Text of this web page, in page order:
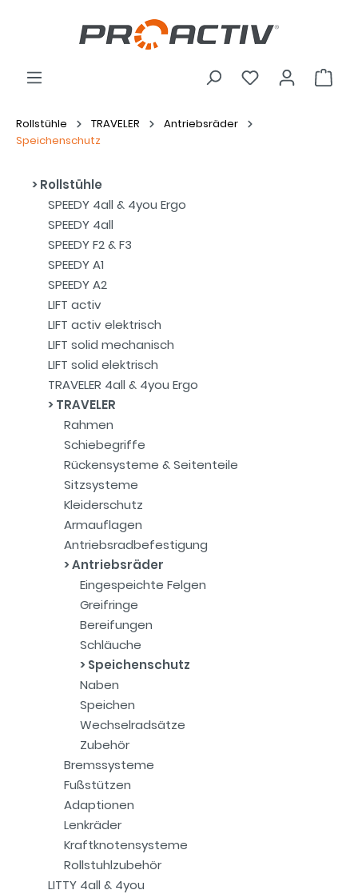
Rollstühle TRAVELER
Antriebsräder
Speichenschutz
Rollstühle
SPEEDY 4all & 4you Ergo
SPEEDY 4all
SPEEDY F2 & F3
SPEEDY A1
SPEEDY A2
LIFT activ
LIFT activ elektrisch
LIFT solid mechanisch
LIFT solid elektrisch
TRAVELER 4all & 4you Ergo
TRAVELER
Rahmen
Schiebegriffe
Rückensysteme & Seitenteile
Sitzsysteme
Kleiderschutz
Armauflagen
Antriebsradbefestigung
Antriebsräder
Eingespeichte Felgen
Greifringe
Bereifungen
Schläuche
Speichenschutz
Naben
Speichen
Wechselradsätze
Zubehör
Bremssysteme
Fußstützen
Adaptionen
Lenkräder
Kraftknotensysteme
Rollstuhlzubehör
LITTY 4all & 4you